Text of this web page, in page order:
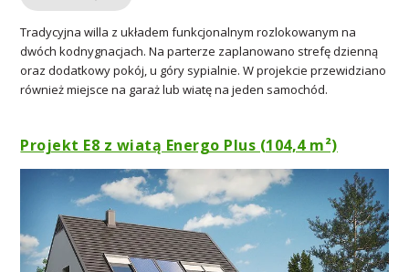
Tradycyjna willa z układem funkcjonalnym rozlokowanym na
dwóch kodnygnacjach. Na parterze zaplanowano strefę dzienną
oraz dodatkowy pokój, u góry sypialnie. W projekcie przewidziano
również miejsce na garaż lub wiatę na jeden samochód.
Projekt E8 z wiatą Energo Plus (104,4 m²)